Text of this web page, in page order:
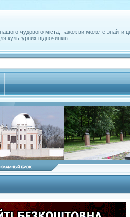
чудового міста, також ви можете знайти
культурних відпочинків.